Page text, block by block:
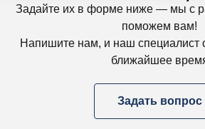
Задайте их в форме ниже — мы с
поможем вам!
Напишите нам, и наш специалист
ближайшее
Задать вопрос